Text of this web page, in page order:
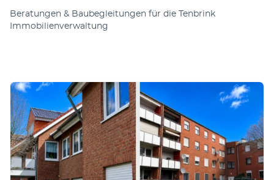
Beratungen & Bau­be­gleit­ungen für die Tenbrink
Immobilienverwaltung